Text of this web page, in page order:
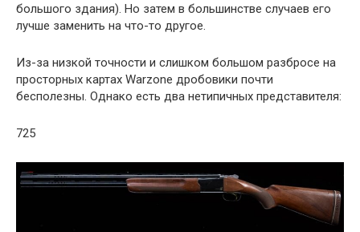
большого здания). Но затем в большинстве случаев его
лучше заменить на что-то другое.
Из-за низкой точности и слишком большом разбросе на
просторных картах Warzone дробовики почти
бесполезны. Однако есть два нетипичных представителя:
725